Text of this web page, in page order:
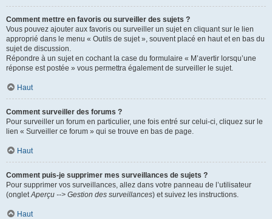
Comment mettre en favoris ou surveiller des sujets ?
Vous pouvez ajouter aux favoris ou surveiller un sujet en cliquant sur le lien
approprié dans le menu « Outils de sujet », souvent placé en haut et en bas du
sujet de discussion.
Répondre à un sujet en cochant la case du formulaire « M’avertir lorsqu’une
réponse est postée » vous permettra également de surveiller le sujet.
Haut
Comment surveiller des forums ?
Pour surveiller un forum en particulier, une fois entré sur celui-ci, cliquez sur le
lien « Surveiller ce forum » qui se trouve en bas de page.
Haut
Comment puis-je supprimer mes surveillances de sujets ?
Pour supprimer vos surveillances, allez dans votre panneau de l’utilisateur
(ongletAperçu --> Gestion des surveillances) et suivez les instructions.
Haut